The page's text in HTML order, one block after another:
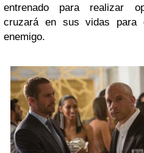
entrenado para realizar
cruzará en sus vidas para
enemigo.